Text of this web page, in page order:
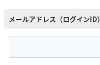
メールアドレス（ログインID）